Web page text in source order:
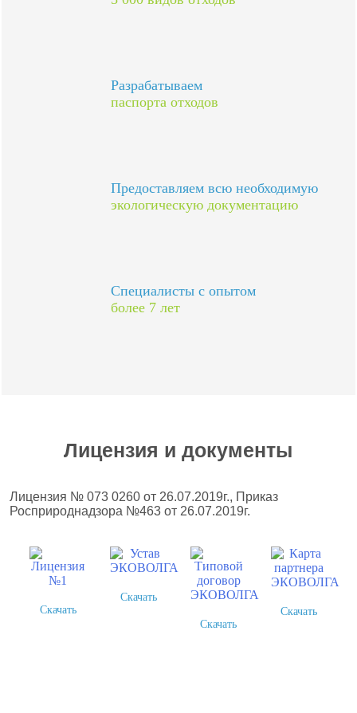
Разрабатываем
паспорта отходов
Предоставляем всю необходимую
экологическую документацию
Специалисты с опытом
более 7 лет
Лицензия и документы
Лицензия № 073 0260 от 26.07.2019г., Приказ
Росприроднадзора №463 от 26.07.2019г.
Скачать
Скачать
Скачать
Скачать